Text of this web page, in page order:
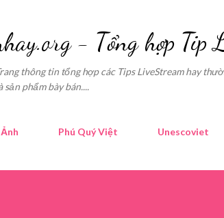
- Tổng hợp Tip
thông tin tổng hợp các Tips LiveStream hay
sản phẩm bày bán....
Phú Quý Việt Unescoviet